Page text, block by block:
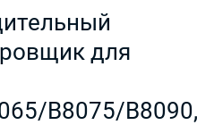
для
B8075/B8090,